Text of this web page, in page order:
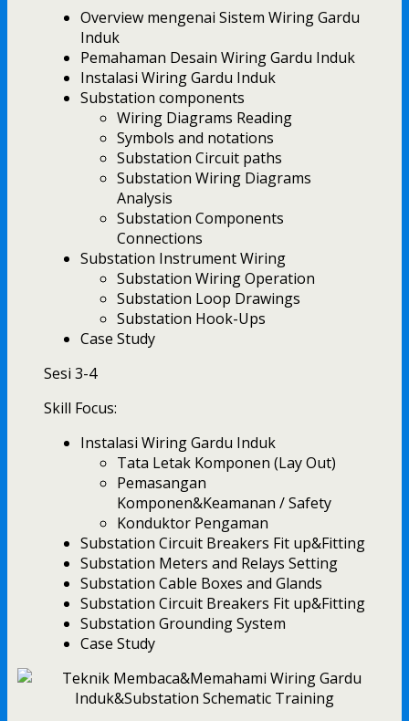
Overview mengenai Sistem Wiring Gardu
Induk
Pemahaman Desain Wiring Gardu Induk
Instalasi Wiring Gardu Induk
Substation components
Wiring Diagrams Reading
Symbols and notations
Substation Circuit paths
Substation Wiring Diagrams
Analysis
Substation Components
Connections
Substation Instrument Wiring
Substation Wiring Operation
Substation Loop Drawings
Substation Hook-Ups
Case Study
Sesi 3-4
Skill Focus:
Instalasi Wiring Gardu Induk
Tata Letak Komponen (Lay Out)
Pemasangan
Komponen&Keamanan / Safety
Konduktor Pengaman
Substation Circuit Breakers Fit up&Fitting
Substation Meters and Relays Setting
Substation Cable Boxes and Glands
Substation Circuit Breakers Fit up&Fitting
Substation Grounding System
Case Study